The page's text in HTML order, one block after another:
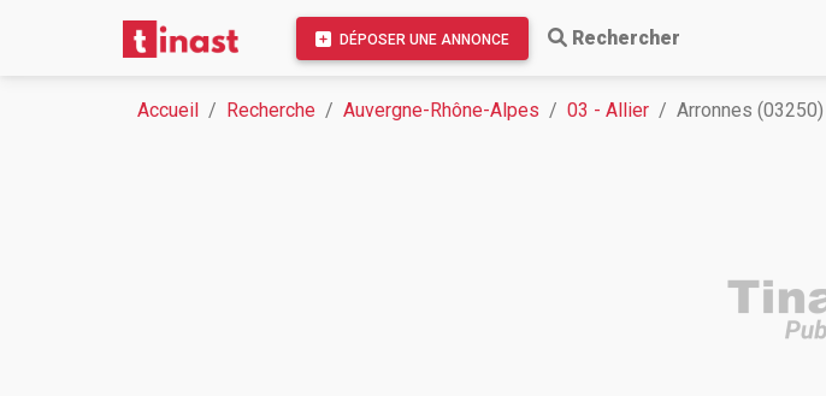
DÉPOSER UNE ANNONCE Rechercher
Accueil Recherche Auvergne-Rhône-Alpes 03 - Allier Arronnes (03250)